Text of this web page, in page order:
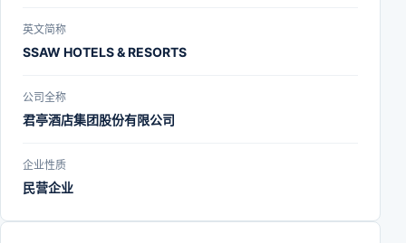
英文简称
SSAW HOTELS & RESORTS
公司全称
君亭酒店集团股份有限公司
企业性质
民营企业